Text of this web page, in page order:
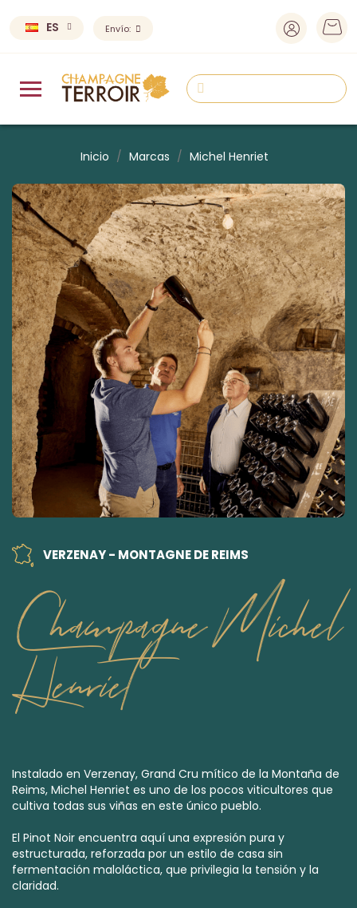
ES Envío:
Inicio Marcas Michel Henriet
VERZENAY - MONTAGNE DE REIMS
Champagne Michel
Henriet
Instalado en Verzenay, Grand Cru mítico de la Montaña de
Reims, Michel Henriet es uno de los pocos viticultores que
cultiva todas sus viñas en este único pueblo.
El Pinot Noir encuentra aquí una expresión pura y
estructurada, reforzada por un estilo de casa sin
fermentación maloláctica, que privilegia la tensión y la
claridad.